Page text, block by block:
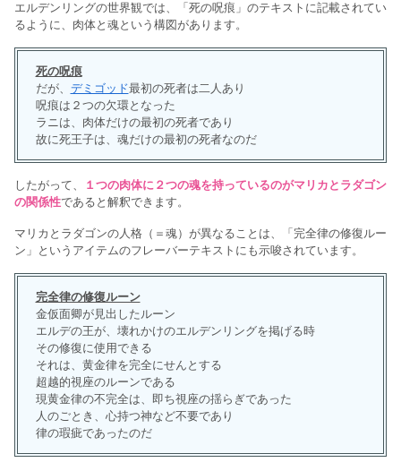
エルデンリングの世界観では、「死の呪痕」のテキストに記載されてい
るように、肉体と魂という構図があります。
死の呪痕
だが、 デミゴッド最初の死者は二人あり
呪痕は２つの欠環となった
ラニは、肉体だけの最初の死者であり
故に死王子は、魂だけの最初の死者なのだ
したがって、
１つの肉体に２つの魂を持っているのがマリカとラダゴン
の関係性であると解釈できます。
マリカとラダゴンの人格（＝魂）が異なることは、「完全律の修復ルー
ン」というアイテムのフレーバーテキストにも示唆されています。
完全律の修復ルーン
金仮面卿が見出したルーン
エルデの王が、壊れかけのエルデンリングを掲げる時
その修復に使用できる
それは、黄金律を完全にせんとする
超越的視座のルーンである
現黄金律の不完全は、即ち視座の揺らぎであった
人のごとき、心持つ神など不要であり
律の瑕疵であったのだ